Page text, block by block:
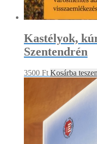
Kastélyok,
Szentendrén
3500 Ft Kosárba